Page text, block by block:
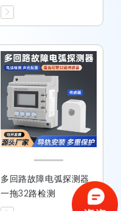
多回路故障电弧探测器
一拖32路检测